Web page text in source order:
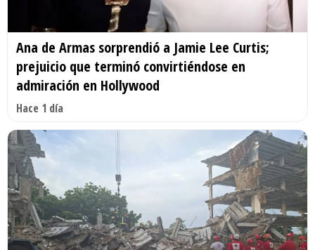
Ana de Armas sorprendió a Jamie Lee Curtis;
prejuicio que terminó convirtiéndose en
admiración en Hollywood
Hace 1 día